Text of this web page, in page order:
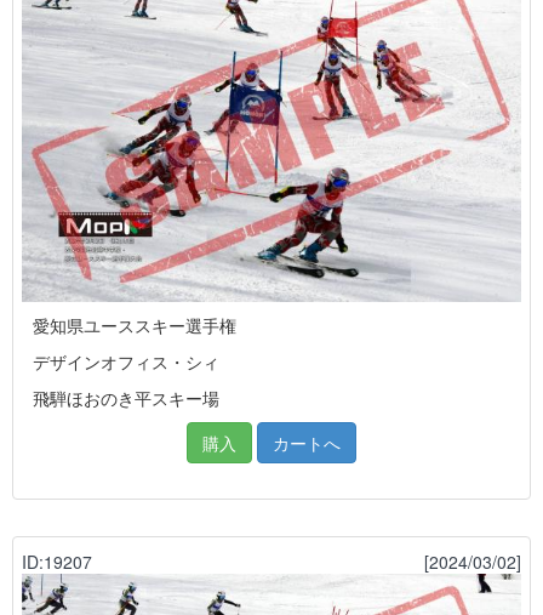
愛知県ユーススキー選手権
デザインオフィス・シィ
飛騨ほおのき平スキー場
購入
カートへ
ID:19207 [2024/03/02]